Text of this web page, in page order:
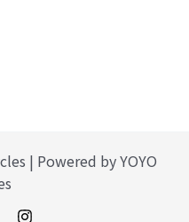
| Powered by YOYO